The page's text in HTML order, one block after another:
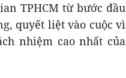
TPHCM từ bước đầu
quyết liệt vào cuộc vì
nhiệm cao nhất của